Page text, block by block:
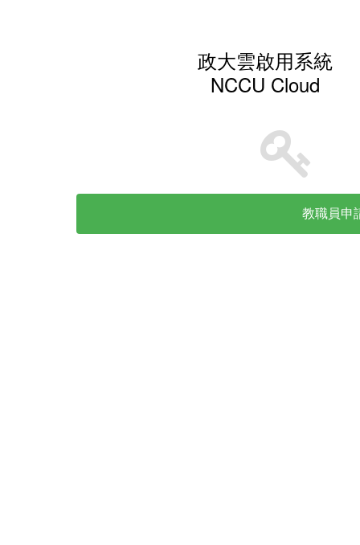
政大雲啟用系統
NCCU Cloud
教職員申